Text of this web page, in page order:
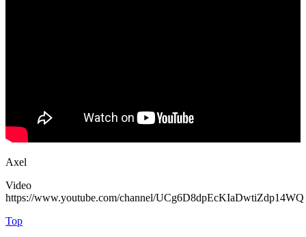
Axel
Video
https://www.youtube.com/channel/UCg6D8dpEcKIaDwtiZdp14WQ
Top